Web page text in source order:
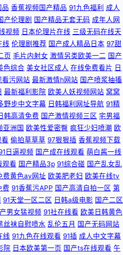
品 香蕉视频国产精品 91九色福利 成人
产伦理剧 国产精品无套无码 成年人网
视频 日本伦理片在线 三级无码在线天
线 伦理剧推荐 国产成人精品日本 97甜
页 毛片内射女 激情另类欧美一二 国产
色综合 美女社区成人 在线免费看片 日
看污网站 最新激情h网站 国产喷浆抽搐
最新福利影院 欧美人妖视频网站 窝窝
野步中文字幕 日韩福利网址导航 91精
韩高清免费 国产激情视频三区 宅男福
亚洲国 欧美性爱密臀 疯狂少妇喷潮 欧
偷拍草草草 97狠狠插 香蕉视频下载
日逼视频 国产成在线观看 萌白酱一线
观看 国产精品3p 91综合碰 国产乱女乱
费黄色av网址 欧美肥老妇 欧美在线tv
费 91香蕉污APP 国产高清自拍一区 第
91天堂一区二区 日韩a级电影 国产二区
男女猛视频 91社在线看 欧美日韩黄色
丝袜自慰喷水 乱伦五月 国产无码网站
线 91九色在线观看 91插 成人中文字幕
院 日本欧美第一页 国产ts在线观看 午